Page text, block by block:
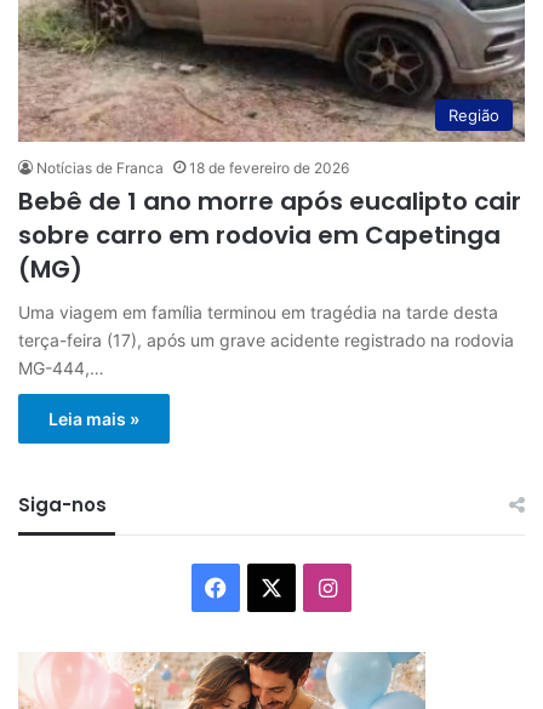
Região
Notícias de Franca 18 de fevereiro de 2026
Bebê de 1 ano morre após eucalipto cair
sobre carro em rodovia em Capetinga
(MG)
Uma viagem em família terminou em tragédia na tarde desta
terça-feira (17), após um grave acidente registrado na rodovia
MG-444,…
Leia mais »
Siga-nos
Facebook Instagram